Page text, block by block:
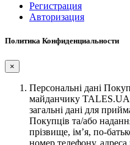
Регистрация
Авторизация
Политика Конфиденциальности
×
Персональні дані
майданчику
загальні дані для
Покупців та/або
прізвище, ім’я, по-
номер телефону,